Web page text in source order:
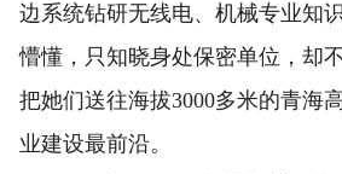
边系统钻研无线电、机械专业知
懵懂，只知晓身处保密单位，却
把她们送往海拔3000多米的青海
业建设最前沿。